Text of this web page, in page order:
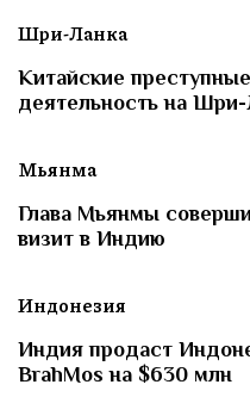
Шри-Ланка
Китайские
деятельность на
Мьянма
Глава Мьянмы
визит в Индию
Индонезия
Индия продаст
BrahMos на $630 млн